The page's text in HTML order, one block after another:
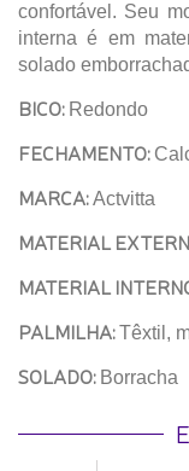
confortável. Seu
interna é em
solado
BICO: Redondo
FECHAMENTO:
MARCA:Actvitta
MATERIAL
MATERIAL
PALMILHA:Têxtil,
SOLADO: Borracha